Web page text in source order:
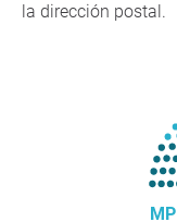
la dirección postal.